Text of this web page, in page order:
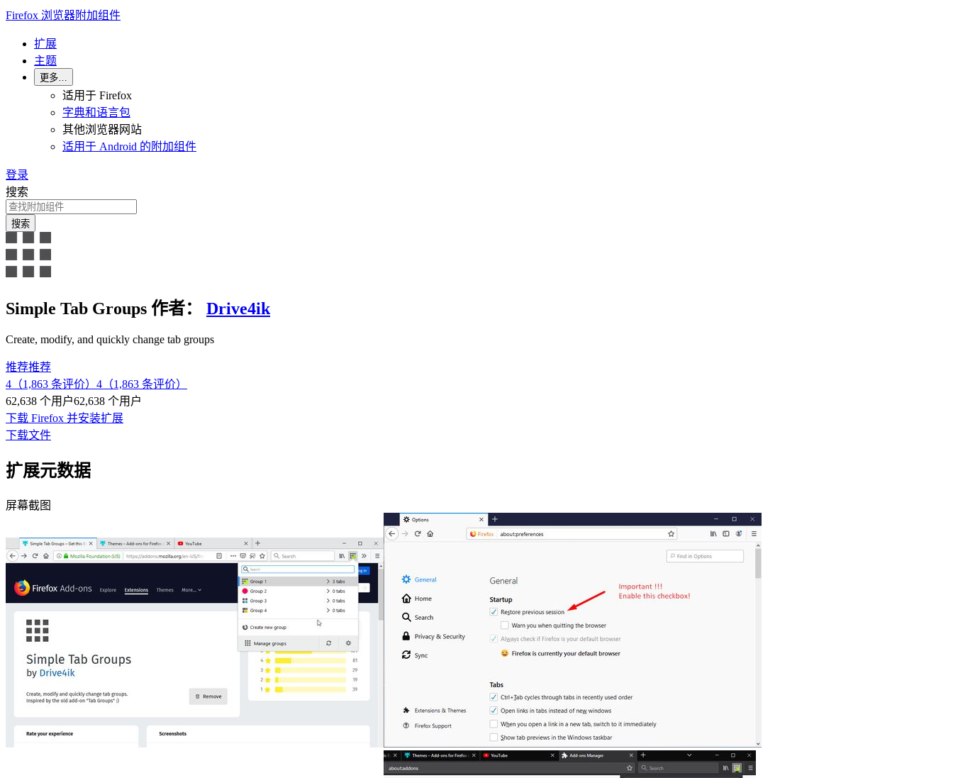
Firefox 浏览器附加组件
扩展
主题
更多…
适用于 Firefox
字典和语言包
其他浏览器网站
适用于 Android 的附加组件
登录
搜索
搜索
Simple Tab Groups 作者： Drive4ik
Create, modify, and quickly change tab groups
推荐推荐
4（1,863 条评价） 4（1,863 条评价）
62,638 个用户62,638 个用户
下载 Firefox 并安装扩展
下载文件
扩展元数据
屏幕截图